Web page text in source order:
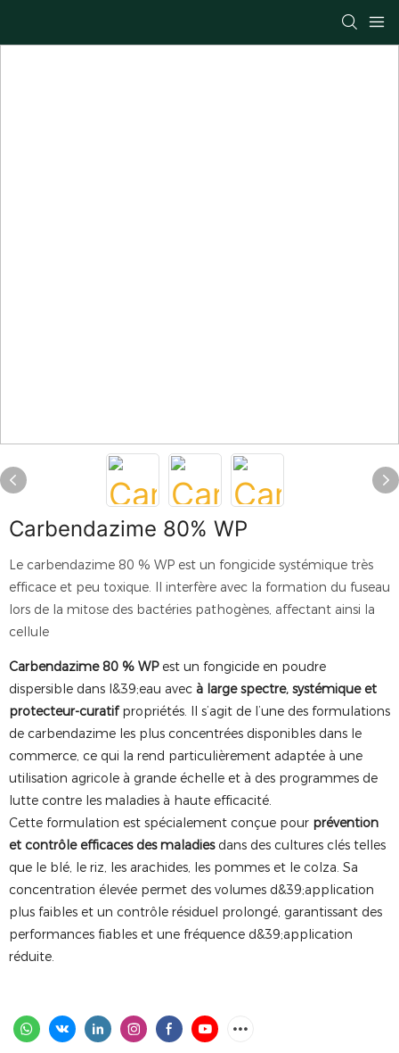
Carbendazime 80% WP
Le carbendazime 80 % WP est un fongicide systémique très
efficace et peu toxique. Il interfère avec la formation du fuseau
lors de la mitose des bactéries pathogènes, affectant ainsi la
cellule
Carbendazime 80 % WP est un fongicide en poudre
dispersible dans l&39;eau avec à large spectre, systémique et
protecteur-curatifpropriétés. Il s’agit de l’une des formulations
de carbendazime les plus concentrées disponibles dans le
commerce, ce qui la rend particulièrement adaptée à une
utilisation agricole à grande échelle et à des programmes de
lutte contre les maladies à haute efficacité.
Cette formulation est spécialement conçue pour prévention
et contrôle efficaces des maladies dans des cultures clés telles
que le blé, le riz, les arachides, les pommes et le colza. Sa
concentration élevée permet des volumes d&39;application
plus faibles et un contrôle résiduel prolongé, garantissant des
performances fiables et une fréquence d&39;application
réduite.